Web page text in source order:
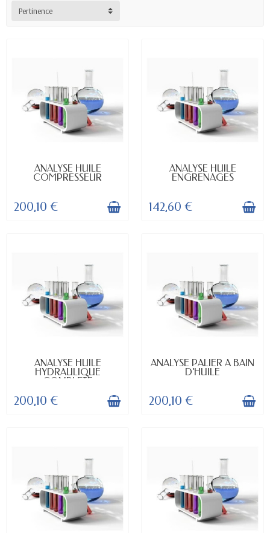
Pertinence
DISPONIBLE
ANALYSE HUILE
COMPRESSEUR
200,10 €
DISPONIBLE
ANALYSE HUILE
ENGRENAGES
142,60 €
DISPONIBLE
ANALYSE HUILE
HYDRAULIQUE
COMPLETE
200,10 €
DISPONIBLE
ANALYSE PALIER A BAIN
D'HUILE
200,10 €